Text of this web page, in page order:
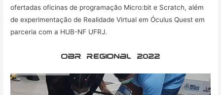
ofertadas oficinas de programação Micro:bit e Scratch, além
de experimentação de Realidade Virtual em Óculus Quest em
parceria com a HUB-NF UFRJ.
OBr regional 2022